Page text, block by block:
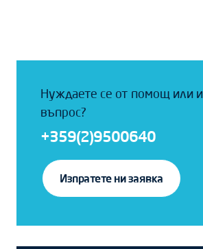
Нуждаете се от помощ или
въпрос?
+359(2)9500640
Изпратете ни заявка